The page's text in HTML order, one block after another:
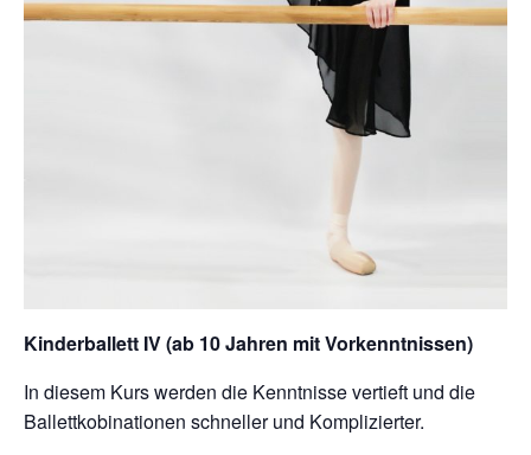
Kinderballett IV (ab 10 Jahren mit Vorkenntnissen)
In diesem Kurs werden die Kenntnisse vertieft und die
Ballettkobinationen schneller und Komplizierter.